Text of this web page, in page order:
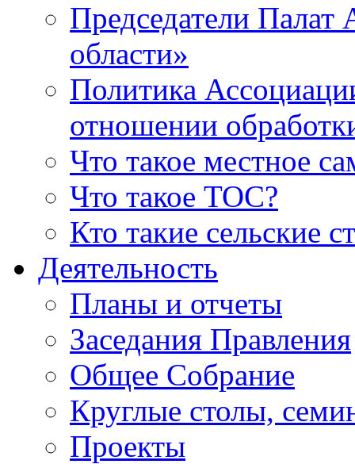
Председатели
области»
Политика
отношении
Что такое местное
Что такое ТОС?
Кто такие сельские
Деятельность
Планы и отчеты
Заседания Правления
Общее Собрание
Круглые столы,
Проекты